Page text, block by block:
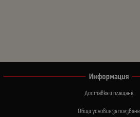
Информация
Доставка и плащане
Общи условия за ползване